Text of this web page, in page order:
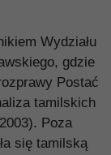
Wydziału
gdzie
Postać
tamilskich
Poza
się tamilską